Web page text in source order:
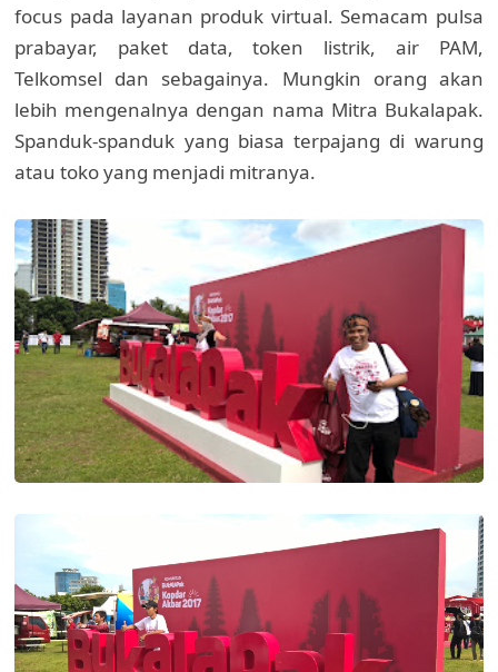
focus pada layanan produk virtual. Semacam pulsa
prabayar, paket data, token listrik, air PAM,
Telkomsel dan sebagainya. Mungkin orang akan
lebih mengenalnya dengan nama Mitra Bukalapak.
Spanduk-spanduk yang biasa terpajang di warung
atau toko yang menjadi mitranya.